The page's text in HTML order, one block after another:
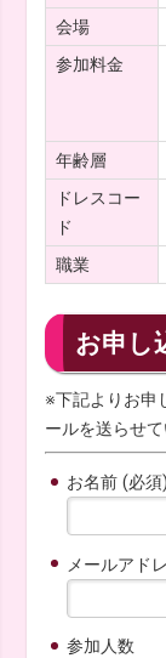
会場
参加料金
年齢層
ドレスコー
ド
職業
お申し
※下記よりお申
ールを送らせて
お名前 (必須)
メールアド
参加人数